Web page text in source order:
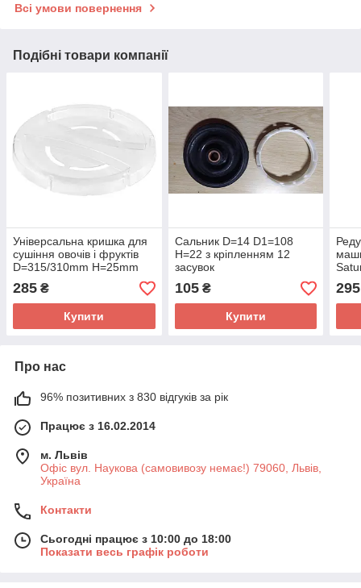
Всі умови повернення
Подібні товари компанії
Універсальна кришка для
сушіння овочів і фруктів
D=315/310mm H=25mm
285 ₴
Купити
Сальник D=14 D1=108
H=22 з кріпленням 12
засувок
105₴
Купити
295
Про нас
96% позитивних з 830 відгуків за рік
Працює з 16.02.2014
м. Львів
Офіс вул. Наукова (самовивозу немає!) 79060, Львів,
Україна
Контакти
Сьогодні працює з 10:00 до 18:00
Показати весь графік роботи